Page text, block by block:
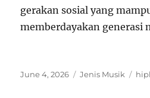
gerakan sosial yang
memberdayakan generasi
Posted
June 4, 2026 Categories
Jenis Musik